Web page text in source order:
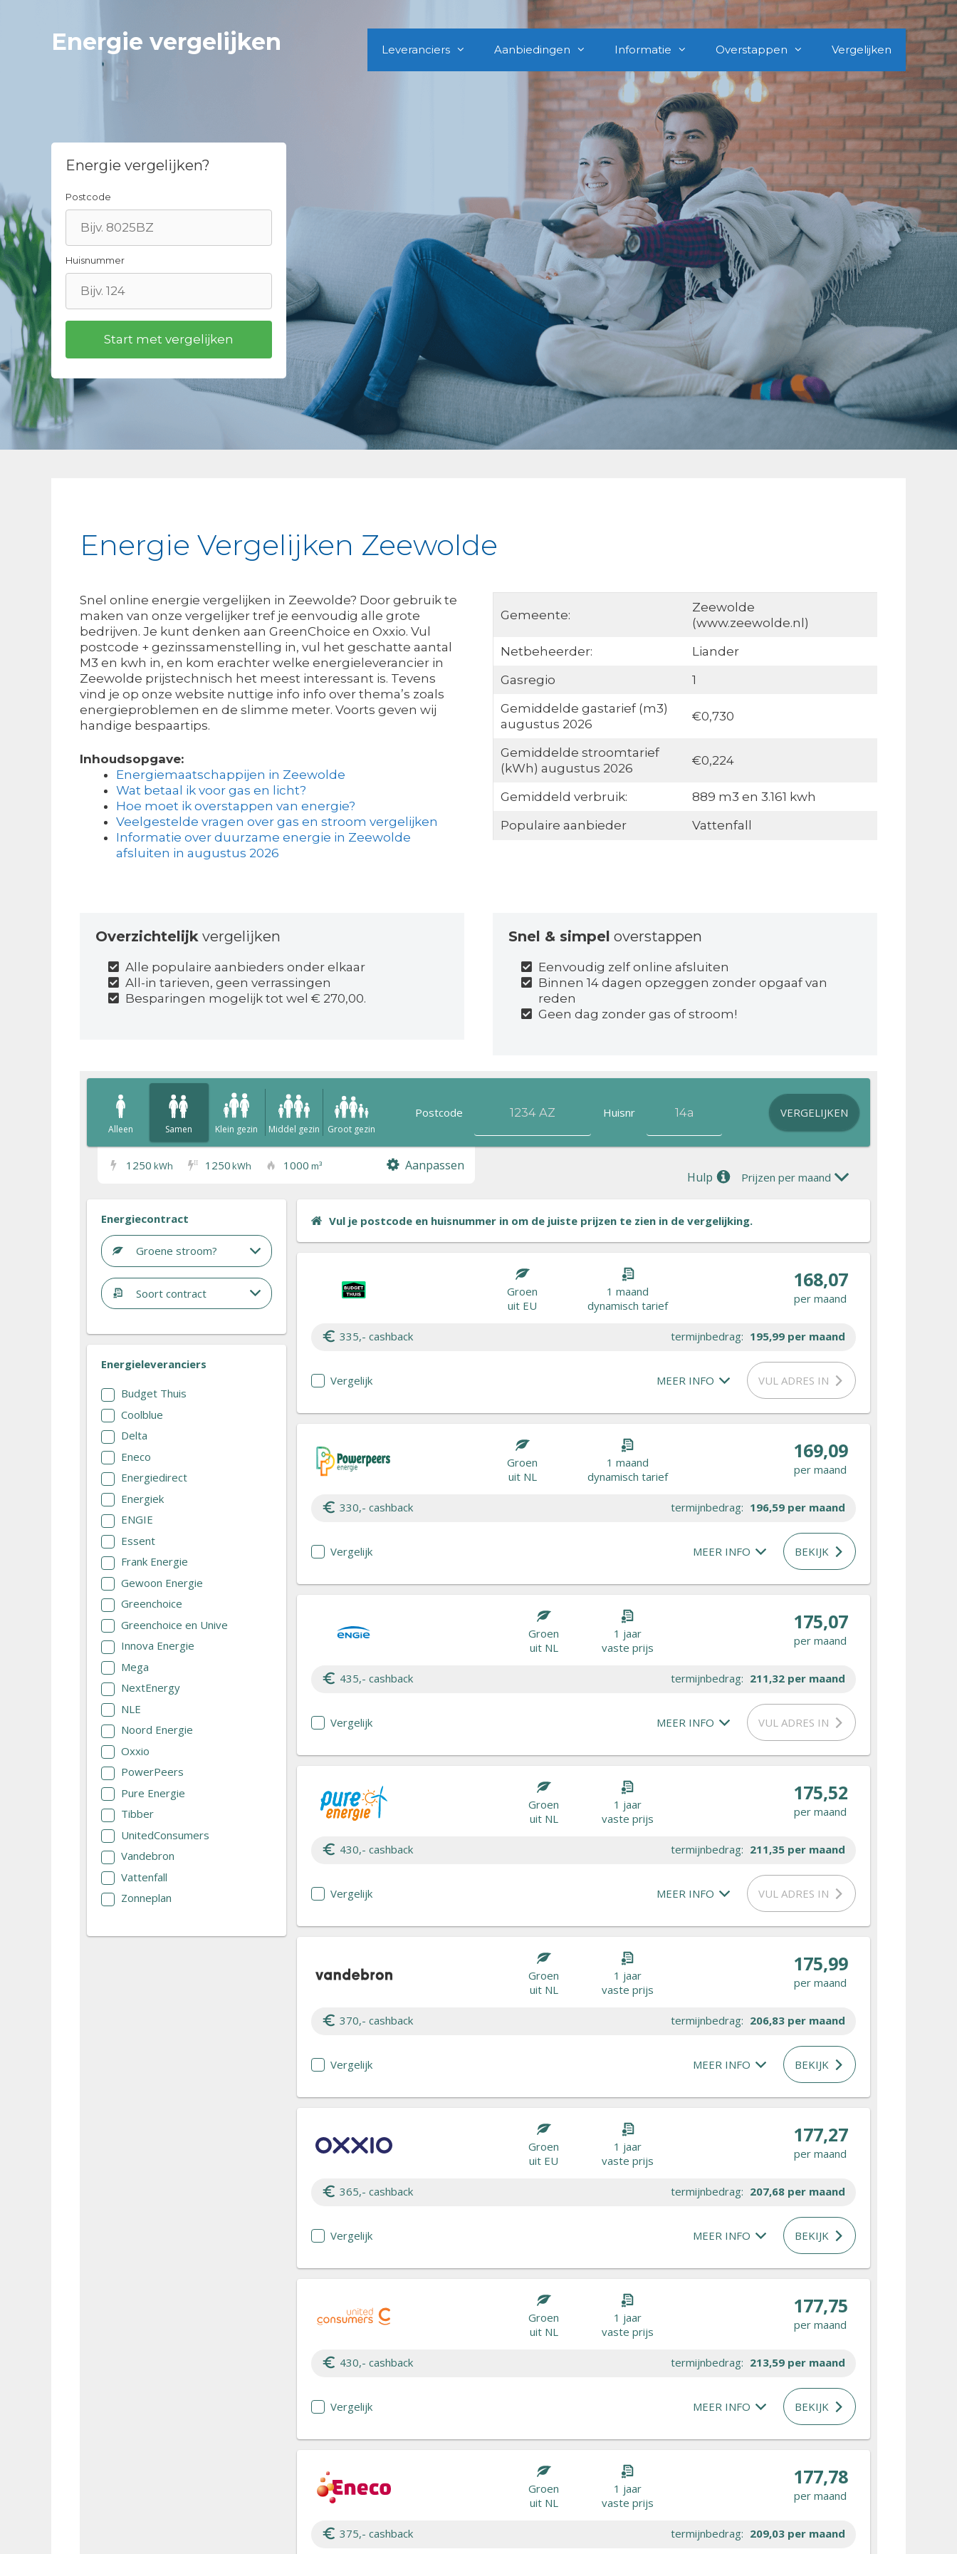
Energie vergelijken Leveranciers Aanbiedingen Informatie Overstappen Vergelijken
Energie vergelijken?
Postcode
Huisnummer
Energie Vergelijken Zeewolde
Snel online energie vergelijken in Zeewolde? Door gebruik te
maken van onze vergelijker tref je eenvoudig alle grote
bedrijven. Je kunt denken aan GreenChoice en Oxxio. Vul
postcode + gezinssamenstelling in, vul het geschatte aantal
M3 en kwh in, en kom erachter welke energieleverancier in
Zeewolde prijstechnisch het meest interessant is. Tevens
vind je op onze website nuttige info info over thema’s zoals
energieproblemen en de slimme meter. Voorts geven wij
handige bespaartips.
Inhoudsopgave:
Energiemaatschappijen in Zeewolde
Wat betaal ik voor gas en licht?
Hoe moet ik overstappen van energie?
Veelgestelde vragen over gas en stroom vergelijken
Informatie over duurzame energie in Zeewolde
afsluiten in augustus 2026
Gemeente:
Zeewolde
(www.zeewolde.nl)
Netbeheerder:
Liander
Gasregio
1
Gemiddelde gastarief (m3)
augustus 2026
€0,730
Gemiddelde stroomtarief
(kWh) augustus 2026
€0,224
Gemiddeld verbruik:
889 m3 en 3.161 kwh
Populaire aanbieder
Vattenfall
Overzichtelijkvergelijken
Alle populaire aanbieders onder elkaar
All-in tarieven, geen verrassingen
Besparingen mogelijk tot wel € 270,00.
Snel & simpel overstappen
Eenvoudig zelf online afsluiten
Binnen 14 dagen opzeggen zonder opgaaf van
reden
Geen dag zonder gas of stroom!
Alleen Samen Klein gezin Middel gezin Groot gezin
Postcode Huisnr VERGELIJKEN
1250 kWh II 1250kWh 1000 m³ Aanpassen
Hulp Prijzen per maand
Energiecontract
Groene stroom?
Soort contract
Energieleveranciers
Budget Thuis
Coolblue
Delta
Eneco
Energiedirect
Energiek
ENGIE
Essent
Frank Energie
Gewoon Energie
Greenchoice
Greenchoice en Unive
Innova Energie
Mega
NextEnergy
NLE
Noord Energie
Oxxio
PowerPeers
Pure Energie
Tibber
UnitedConsumers
Vandebron
Vattenfall
Zonneplan
Vul je postcode en huisnummer in om de juiste prijzen te zien in de vergelijking.
Groen
uit EU
1 maand
dynamisch tarief
168,07
per maand
335,- cashback termijnbedrag: 195,99 per maand
Vergelijk MEER INFO VUL ADRES IN
Groen
uit NL
1 maand
dynamisch tarief
169,09
per maand
330,- cashback termijnbedrag: 196,59 per maand
Vergelijk MEER INFO BEKIJK
Groen
uit NL
1 jaar
vaste prijs
175,07
per maand
435,- cashback termijnbedrag: 211,32 per maand
Vergelijk MEER INFO VUL ADRES IN
Groen
uit NL
1 jaar
vaste prijs
175,52
per maand
430,- cashback termijnbedrag: 211,35 per maand
Vergelijk MEER INFO VUL ADRES IN
Groen
uit NL
1 jaar
vaste prijs
175,99
per maand
370,- cashback termijnbedrag: 206,83 per maand
Vergelijk MEER INFO BEKIJK
Groen
uit EU
1 jaar
vaste prijs
177,27
per maand
365,- cashback termijnbedrag: 207,68 per maand
Vergelijk MEER INFO BEKIJK
Groen
uit NL
1 jaar
vaste prijs
177,75
per maand
430,- cashback termijnbedrag: 213,59 per maand
Vergelijk MEER INFO BEKIJK
Groen
uit NL
1 jaar
vaste prijs
177,78
per maand
375,- cashback termijnbedrag: 209,03 per maand